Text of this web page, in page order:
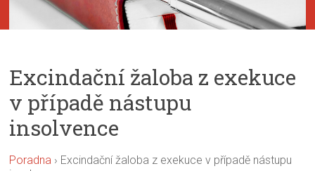
Excindační žaloba z exekuce
v případě nástupu
insolvence
Poradna › Excindační žaloba z exekuce v případě nástupu